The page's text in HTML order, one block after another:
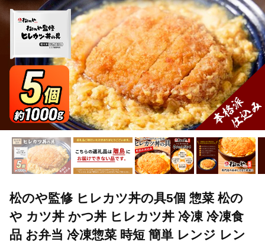
松のや監修 ヒレカツ丼の具5個 惣菜 松の
や カツ丼 かつ丼 ヒレカツ丼 冷凍 冷凍食
品 お弁当 冷凍惣菜 時短 簡単 レンジ レン